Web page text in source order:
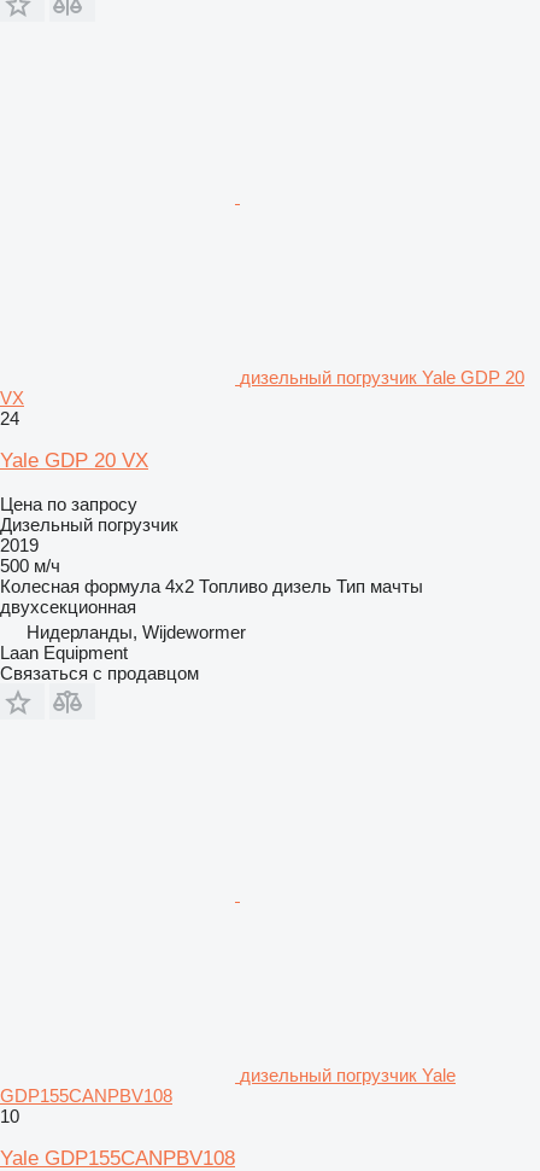
дизельный погрузчик Yale GDP 20
VX
24
Yale GDP 20 VX
Цена по запросу
Дизельный погрузчик
2019
500 м/ч
Колесная формула 4x2 Топливо дизель Тип мачты
двухсекционная
Нидерланды, Wijdewormer
Laan Equipment
Связаться с продавцом
дизельный погрузчик Yale
GDP155CANPBV108
10
Yale GDP155CANPBV108